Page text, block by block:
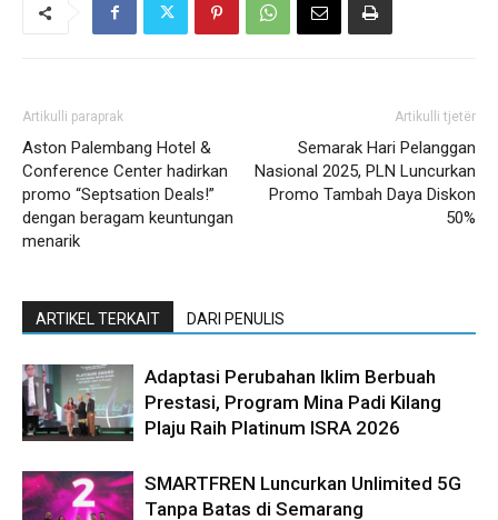
Artikulli paraprak
Aston Palembang Hotel &
Conference Center hadirkan
promo “Septsation Deals!”
dengan beragam keuntungan
menarik
Artikulli tjetër
Semarak Hari Pelanggan
Nasional 2025, PLN Luncurkan
Promo Tambah Daya Diskon
50%
ARTIKEL TERKAIT DARI PENULIS
Adaptasi Perubahan Iklim Berbuah
Prestasi, Program Mina Padi Kilang
Plaju Raih Platinum ISRA 2026
SMARTFREN Luncurkan Unlimited 5G
Tanpa Batas di Semarang